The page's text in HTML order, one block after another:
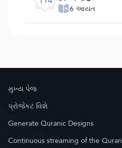
6 આયત
મુખ્ય પેજ
પ્રોજેકટ વિશે
Generate Quranic Designs
Continuous streaming of the Quran